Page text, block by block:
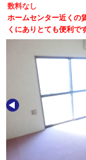
数料なし
ホームセンター近くの
くにありとても便利で